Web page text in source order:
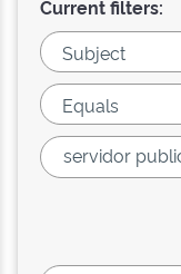
Current filters: